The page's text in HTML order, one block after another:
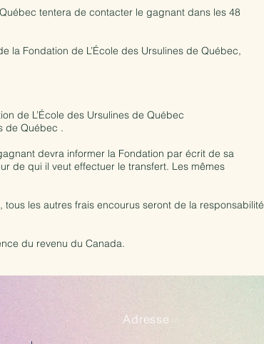
tentera de contacter le gagnant dans les 48
Fondation de L’École des Ursulines de Québec,
de L’École des Ursulines de Québec
de Québec .
devra informer la Fondation par écrit de sa
de qui il veut effectuer le transfert. Les mêmes
les autres frais encourus seront de la responsabilité
du revenu du Canada.
Adresse